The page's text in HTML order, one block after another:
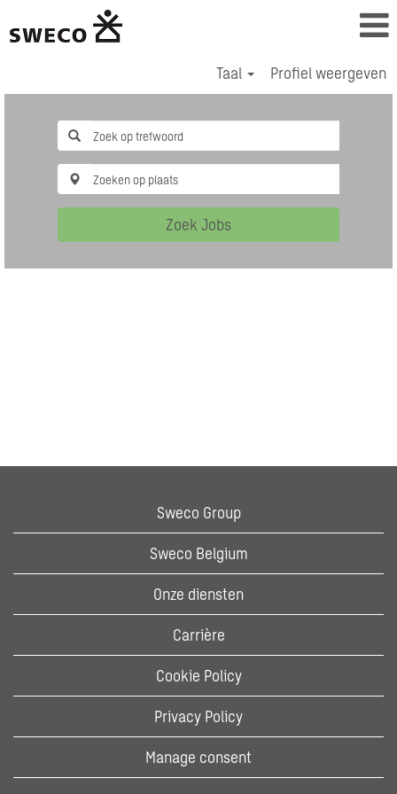
Taal Profiel weergeven
Zoek Jobs
Sweco Group
Sweco Belgium
Onze diensten
Carrière
Cookie Policy
Privacy Policy
Manage consent